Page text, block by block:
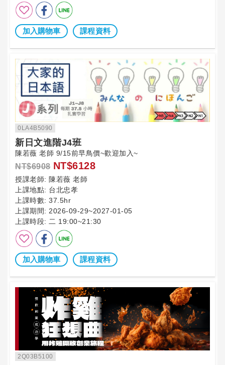
加入購物車 課程資料
0LA4B5090
新日文進階J4班
陳若薇 老師 9/15前早鳥價~歡迎加入~
NT$6908 NT$6128
授課老師: 陳若薇 老師
上課地點: 台北忠孝
上課時數: 37.5hr
上課期間: 2026-09-29~2027-01-05
上課時段: 二 19:00~21:30
加入購物車 課程資料
2Q03B5100